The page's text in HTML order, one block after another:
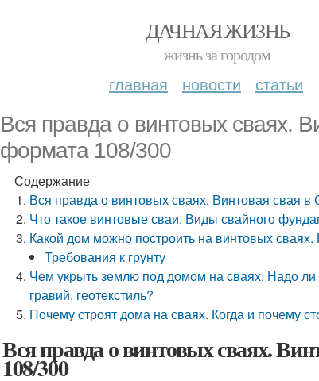
ДАЧНАЯ ЖИЗНЬ
жизнь за городом
главная новости статьи
Вся правда о винтовых сваях.
формата 108/300
Содержание
Вся правда о винтовых сваях. Винтовая свая
Что такое винтовые сваи. Виды свайного
Какой дом можно построить на винтовых
Требования к грунту
Чем укрыть землю под домом на сваях. Надо
гравий, геотекстиль?
Почему строят дома на сваях. Когда и почему
Вся правда о винтовых сваях.
108/300